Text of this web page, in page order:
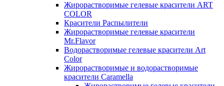
Жирорастворимые гелевые красители ART
COLOR
Красители Распылители
Жирорастворимые гелевые красители
Mr.Flavor
Водорастворимые гелевые красители Art
Color
Жирорастворимые и водорастворимые
красители Caramella